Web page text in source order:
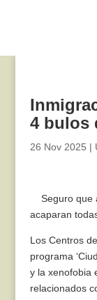
4 bulos
26 Nov 2025 |
Seguro que
acaparan
Los Centros
programa
y la xenofobia
relacionados